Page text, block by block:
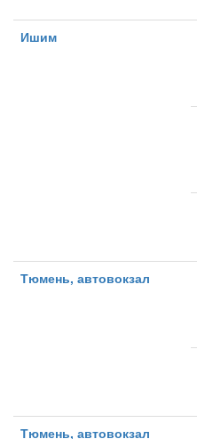
Ишим
Тюмень, автовокзал
Тюмень, автовокзал